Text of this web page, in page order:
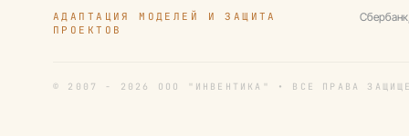
АДАПТАЦИЯ МОДЕЛЕЙ И ЗАЩИТА
ПРОЕКТОВ
© 2007 - 2026 ООО "ИНВЕНТИКА" • ВСЕ ПРАВА